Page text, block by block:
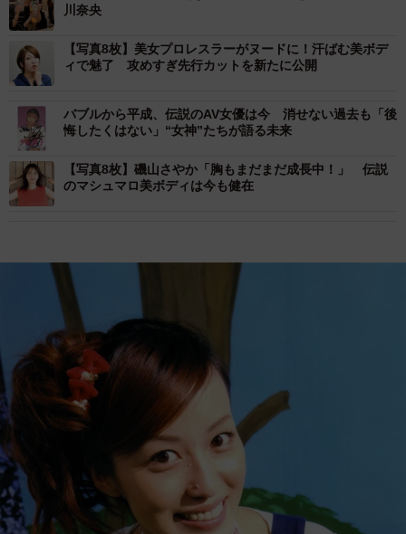
川奈央
【写真8枚】美女プロレスラーがヌードに！汗ばむ美ボデ
ィで魅了 攻めすぎ先行カットを新たに公開
バブルから平成、伝説のAV女優は今 消せない過去も「後
悔したくはない」“女神”たちが語る未来
【写真8枚】磯山さやか「胸もまだまだ成長中！」 伝説
のマシュマロ美ボディは今も健在